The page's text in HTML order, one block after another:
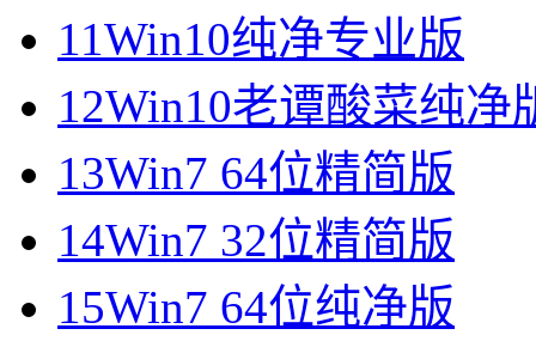
11Win10纯净专业版
12Win10老谭酸菜纯净
13Win7 64位精简版
14Win7 32位精简版
15Win7 64位纯净版